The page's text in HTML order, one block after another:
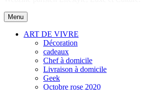
Menu
ART DE VIVRE
Décoration
cadeaux
Chef à domicile
Livraison à domicile
Geek
Octobre rose 2020